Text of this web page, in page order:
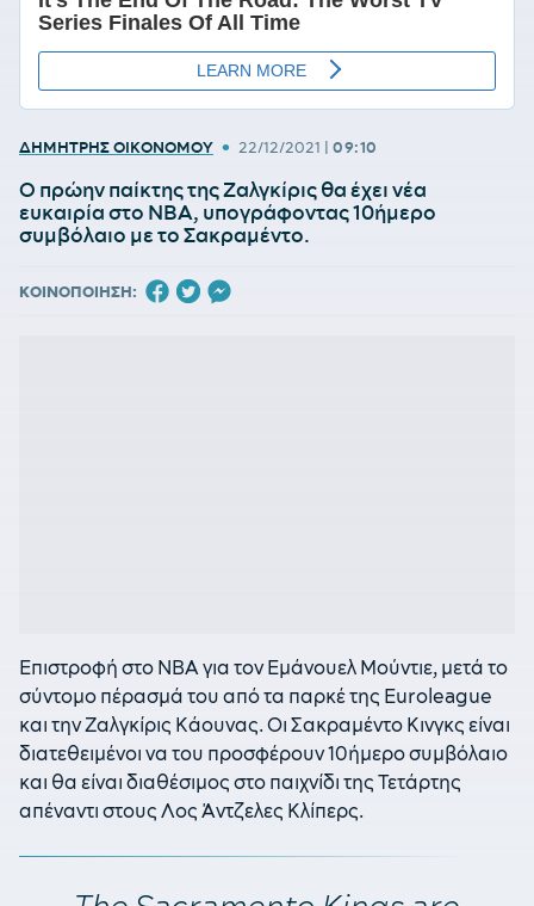
ΔΗΜΗΤΡΗΣ ΟΙΚΟΝΟΜΟΥ • 22/12/2021 | 09:10
Ο πρώην παίκτης της Ζαλγκίρις θα έχει νέα
ευκαιρία στο NBA, υπογράφοντας 10ήμερο
συμβόλαιο με το Σακραμέντο.
ΚΟΙΝΟΠΟΙΗΣΗ:
Επιστροφή στο NBA για τον Εμάνουελ Μούντιε, μετά το
σύντομο πέρασμά του από τα παρκέ της Euroleague
και την Ζαλγκίρις Κάουνας. Οι Σακραμέντο Κινγκς είναι
διατεθειμένοι να του προσφέρουν 10ήμερο συμβόλαιο
και θα είναι διαθέσιμος στο παιχνίδι της Τετάρτης
απέναντι στους Λος Άντζελες Κλίπερς.